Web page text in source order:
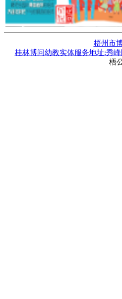
梧州市
桂林博问幼教实体服务地址:秀
梧